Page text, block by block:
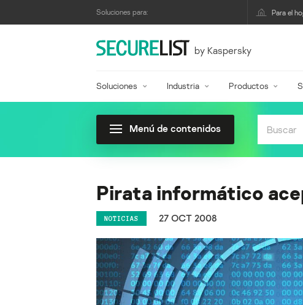
Soluciones para: Para el
by Kaspersky
Soluciones Industria Productos
Menú de contenidos
Pirata informático
NOTICIAS 27 OCT 2008